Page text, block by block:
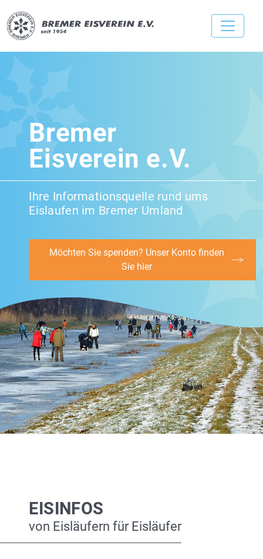
Bremer
Eisverein e.V.
Ihre Informationsquelle rund ums
Eislaufen im Bremer Umland
Möchten Sie spenden? Unser Konto finden
Sie hier
EISINFOS
von Eisläufern für Eisläufer